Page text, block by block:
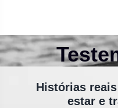
Histórias
estar e